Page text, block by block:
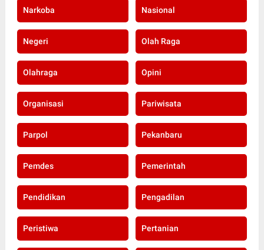
Narkoba Nasional
Negeri Olah Raga
Olahraga Opini
Organisasi Pariwisata
Parpol Pekanbaru
Pemdes Pemerintah
Pendidikan Pengadilan
Peristiwa Pertanian